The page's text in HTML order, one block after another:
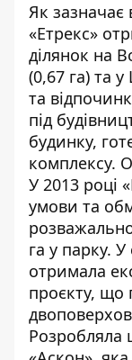
Як зазначає
«Етрекс»
ділянок на
(0,67 га) та
та
під
будинку,
комплексу.
У 2013 році
умови та
га у парку.
отримала
проєкту, що
Розробляла